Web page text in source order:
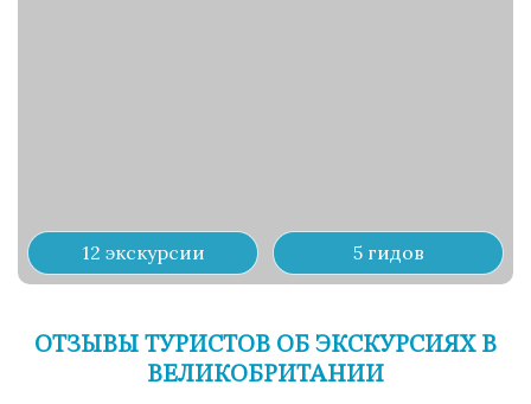
12 экскурсии 5 гидов
ОТЗЫВЫ ТУРИСТОВ ОБ ЭКСКУРСИЯХ В
ВЕЛИКОБРИТАНИИ